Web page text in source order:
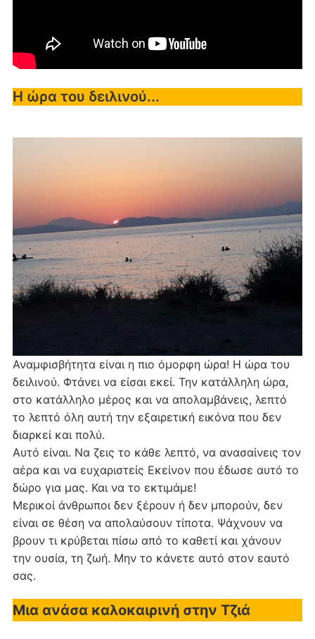
Η ώρα του δειλινού...
Αναμφισβήτητα είναι η πιο όμορφη ώρα! Η ώρα του
δειλινού. Φτάνει να είσαι εκεί. Την κατάλληλη ώρα,
στο κατάλληλο μέρος και να απολαμβάνεις, λεπτό
το λεπτό όλη αυτή την εξαιρετική εικόνα που δεν
διαρκεί και πολύ.
Αυτό είναι. Να ζεις το κάθε λεπτό, να ανασαίνεις τον
αέρα και να ευχαριστείς Εκείνον που έδωσε αυτό το
δώρο για μας. Και να το εκτιμάμε!
Μερικοί άνθρωποι δεν ξέρουν ή δεν μπορούν, δεν
είναι σε θέση να απολαύσουν τίποτα. Ψάχνουν να
βρουν τι κρύβεται πίσω από το καθετί και χάνουν
την ουσία, τη ζωή. Μην το κάνετε αυτό στον εαυτό
σας.
Μια ανάσα καλοκαιρινή στην Τζιά